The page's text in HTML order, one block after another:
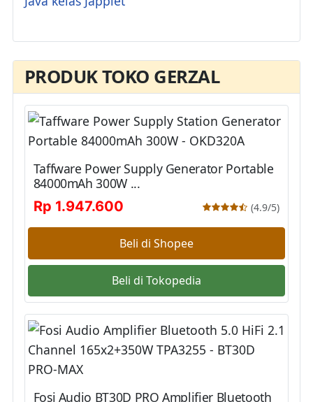
PRODUK TOKO GERZAL
Taffware Power Supply Generator Portable
84000mAh 300W ...
Rp 1.947.600
(4.9/5)
Beli di Shopee
Beli di Tokopedia
Fosi Audio BT30D PRO Amplifier Bluetooth